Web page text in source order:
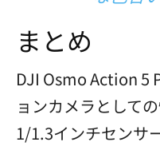
まとめ
DJI Osmo Action 5
ョンカメラとして
1/1.3インチセンサ